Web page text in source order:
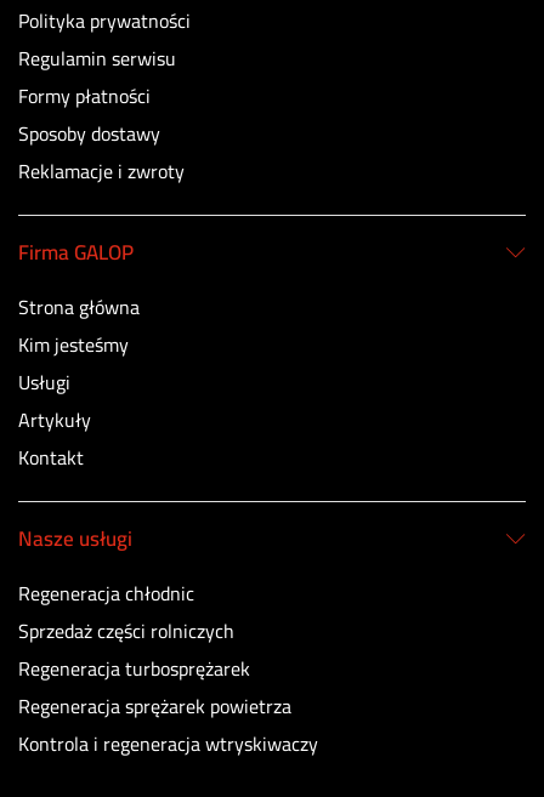
Polityka prywatności
Regulamin serwisu
Formy płatności
Sposoby dostawy
Reklamacje i zwroty
Firma GALOP
Strona główna
Kim jesteśmy
Usługi
Artykuły
Kontakt
Nasze usługi
Regeneracja chłodnic
Sprzedaż części rolniczych
Regeneracja turbosprężarek
Regeneracja sprężarek powietrza
Kontrola i regeneracja wtryskiwaczy